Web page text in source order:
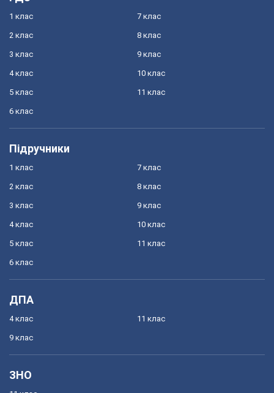
1 клас
2 клас
3 клас
4 клас
5 клас
6 клас
7 клас
8 клас
9 клас
10 клас
11 клас
Підручники
1 клас
2 клас
3 клас
4 клас
5 клас
6 клас
7 клас
8 клас
9 клас
10 клас
11 клас
ДПА
4 клас
9 клас
11 клас
ЗНО